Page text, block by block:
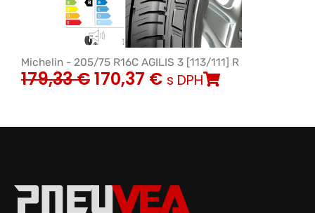
Michelin - 205/75 R16C AGILIS 3 [113/111] R
179,33€170,37 € s DPH